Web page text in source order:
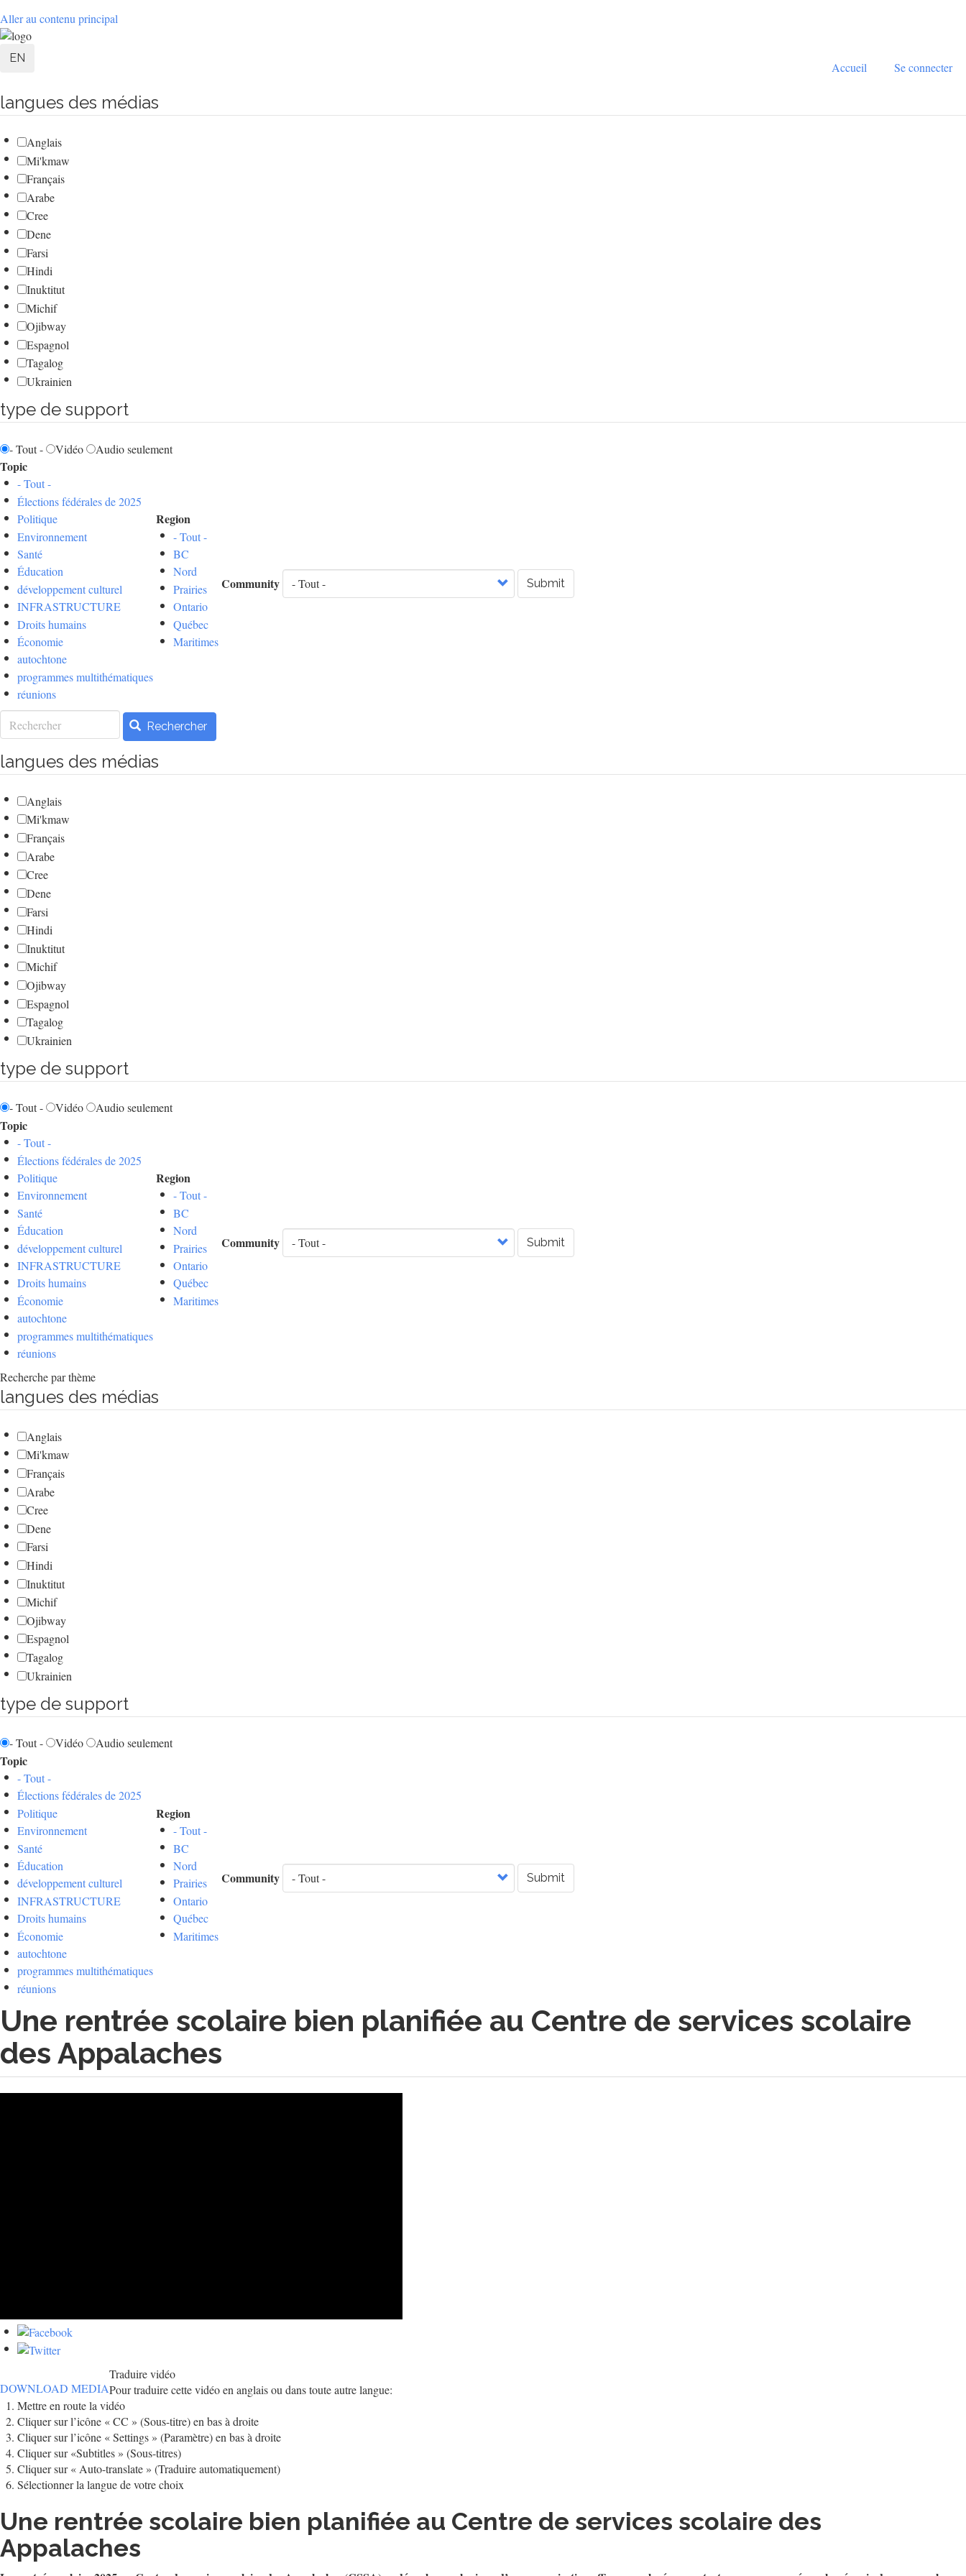
Aller au contenu principal
User
menu
Accueil Se connecter
EN
langues des médias
Anglais
Mi'kmaw
Français
Arabe
Cree
Dene
Farsi
Hindi
Inuktitut
Michif
Ojibway
Espagnol
Tagalog
Ukrainien
type de support
- Tout - Vidéo Audio seulement
Topic
- Tout -
Élections fédérales de 2025
Politique
Environnement
Santé
Éducation
développement culturel
INFRASTRUCTURE
Droits humains
Économie
autochtone
programmes multithématiques
réunions
Region
- Tout -
BC
Nord
Prairies
Ontario
Québec
Maritimes
Community Submit
Rechercher
Rechercher
langues des médias
Anglais
Mi'kmaw
Français
Arabe
Cree
Dene
Farsi
Hindi
Inuktitut
Michif
Ojibway
Espagnol
Tagalog
Ukrainien
type de support
- Tout - Vidéo Audio seulement
Topic
- Tout -
Élections fédérales de 2025
Politique
Environnement
Santé
Éducation
développement culturel
INFRASTRUCTURE
Droits humains
Économie
autochtone
programmes multithématiques
réunions
Region
- Tout -
BC
Nord
Prairies
Ontario
Québec
Maritimes
Community Submit
Recherche par thème
langues des médias
Anglais
Mi'kmaw
Français
Arabe
Cree
Dene
Farsi
Hindi
Inuktitut
Michif
Ojibway
Espagnol
Tagalog
Ukrainien
type de support
- Tout - Vidéo Audio seulement
Topic
- Tout -
Élections fédérales de 2025
Politique
Environnement
Santé
Éducation
développement culturel
INFRASTRUCTURE
Droits humains
Économie
autochtone
programmes multithématiques
réunions
Region
- Tout -
BC
Nord
Prairies
Ontario
Québec
Maritimes
Community Submit
Une rentrée scolaire bien planifiée au Centre de services scolaire
des Appalaches
DOWNLOAD MEDIA
Traduire vidéo
Pour traduire cette vidéo en anglais ou dans toute autre langue:
Mettre en route la vidéo
Cliquer sur l’icône « CC » (Sous-titre) en bas à droite
Cliquer sur l’icône « Settings » (Paramètre) en bas à droite
Cliquer sur «Subtitles » (Sous-titres)
Cliquer sur « Auto-translate » (Traduire automatiquement)
Sélectionner la langue de votre choix
Une rentrée scolaire bien planifiée au Centre de services scolaire des
Appalaches